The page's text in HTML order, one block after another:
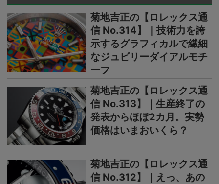
菊地吉正の【ロレックス通
信 No.314】｜技術力を誇
示するグラフィカルで繊細
なジュビリーダイアルモチ
ーフ
菊地吉正の【ロレックス通
信 No.313】｜生産終了の
発表からほぼ2カ月。実勢
価格はいまおいくら？
菊地吉正の【ロレックス通
信 No.312】｜えっ、あの